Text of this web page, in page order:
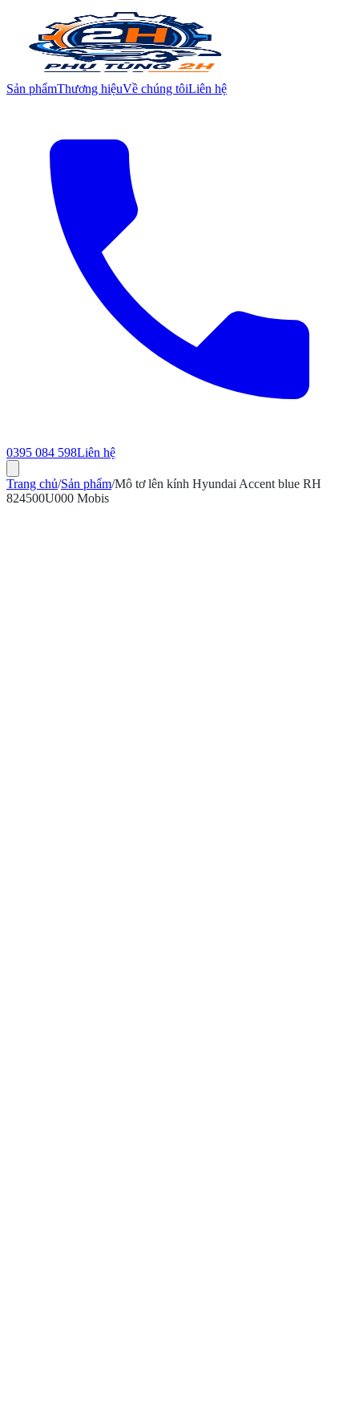
Sản phẩmThương hiệuVề chúng tôiLiên hệ
0395 084 598Liên hệ
Trang chủ/Sản phẩm/Mô tơ lên kính Hyundai Accent blue RH
824500U000 Mobis